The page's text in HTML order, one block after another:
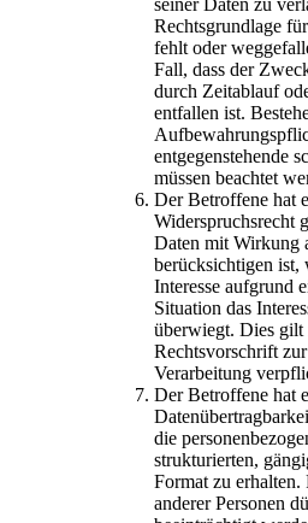
seiner Daten zu
Rechtsgrundlage
fehlt oder
Fall, dass der
durch Zeitablauf
entfallen ist.
entgegenstehende
müssen beachtet
Der Betroffene hat
Widerspruchsrecht
Daten mit Wirkung
berücksichtigen ist,
Interesse aufgrund
Situation das
überwiegt. Dies gilt
Rechtsvorschrift
Verarbeitung
Der Betroffene hat
die
strukturierten,
Format zu erhalten.
anderer Personen